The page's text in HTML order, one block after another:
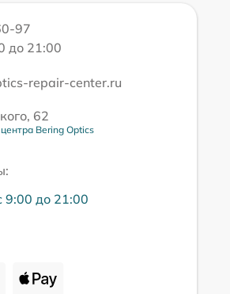
97
до 21:00
repair-center.ru
62
Bering Optics
9:00 до 21:00